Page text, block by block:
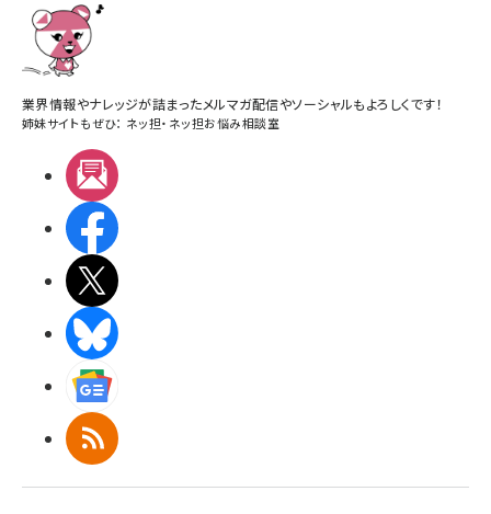
業界情報やナレッジが詰まったメルマガ配信やソーシャルもよろしくです！
姉妹サイトもぜひ： ネッ担・ ネッ担お悩み相談室
RSS